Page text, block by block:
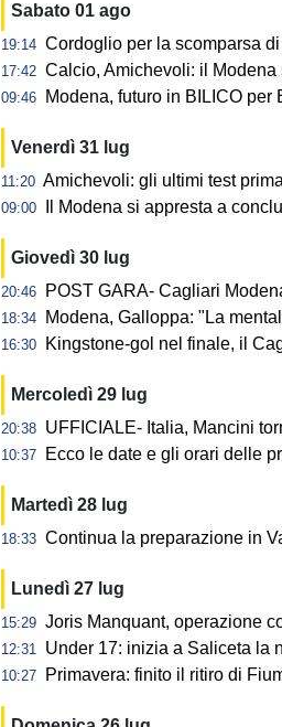
Sabato 01 ago
19:14 Cordoglio per la scomparsa
17:42 Calcio, Amichevoli: il Modena
09:46 Modena, futuro in BILICO per
Venerdì 31 lug
11:20 Amichevoli: gli ultimi test
09:00 Il Modena si appresta a
Giovedì 30 lug
20:46 POST GARA- Cagliari
18:34 Modena, Galloppa: "La
16:30 Kingstone-gol nel finale, il
Mercoledì 29 lug
20:38 UFFICIALE- Italia, Mancini
10:37 Ecco le date e gli orari delle
Martedì 28 lug
18:33 Continua la preparazione in
Lunedì 27 lug
15:29 Joris Manquant, operazione
12:31 Under 17: inizia a Saliceta la
10:27 Primavera: finito il ritiro di